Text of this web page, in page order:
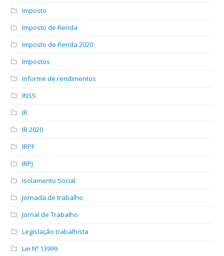
Imposto
Imposto de Renda
Imposto de Renda 2020
Impostos
Informe de rendimentos
INSS
IR
IR 2020
IRPF
IRPJ
Isolamento Social
Jornada de trabalho
Jornal de Trabalho
Legislação trabalhista
Lei Nº 13999